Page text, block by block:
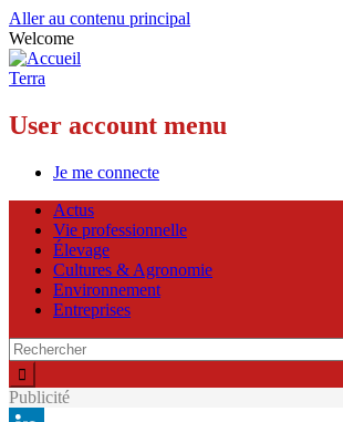
Aller au contenu principal
Welcome
Terra
User account menu
Je me connecte
Actus
Vie professionnelle
Élevage
Cultures & Agronomie
Environnement
Entreprises
Publicité